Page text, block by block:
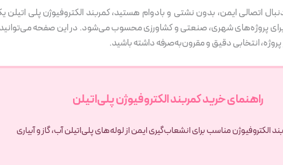
دنبال اتصالی ایمن، بدون نشتی و بادوام هستید، کمربند الکتروفیوژن پلی
برای پروژه‌های شهری، صنعتی و کشاورزی محسوب می‌شود. در این صفحه
پروژه، انتخابی دقیق و مقرون‌به‌صرفه داشته باشید.
راهنمای خرید کمربند الکتروفیوژن پلی‌اتیلن
الکتروفیوژن مناسب برای انشعاب‌گیری ایمن از لوله‌های پلی‌اتیلن آب، گاز و آبیاری